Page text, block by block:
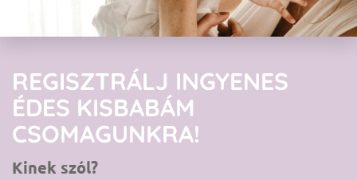
REGISZTRÁLJ INGYENES
ÉDES KISBABÁM
CSOMAGUNKRA!
Kinek szól?